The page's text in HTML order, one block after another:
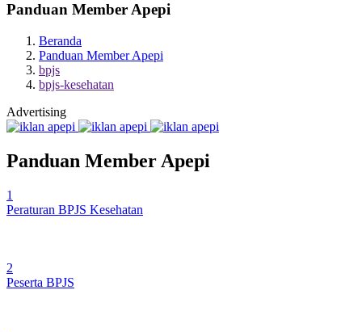
Panduan Member Apepi
Beranda
Panduan Member Apepi
bpjs
bpjs-kesehatan
Advertising
Panduan Member Apepi
1
Peraturan BPJS Kesehatan
2
Peserta BPJS